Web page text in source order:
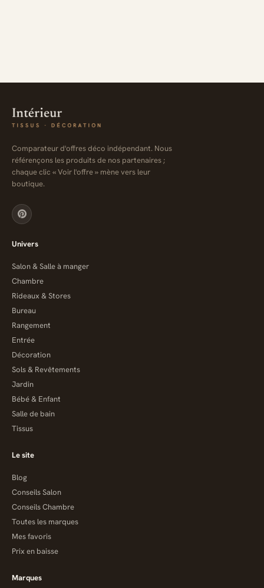
Comparateur d'offres déco indépendant. Nous
référençons les produits de nos partenaires ;
chaque clic « Voir l'offre » mène vers leur
boutique.
Univers
Salon & Salle à manger
Chambre
Rideaux & Stores
Bureau
Rangement
Entrée
Décoration
Sols & Revêtements
Jardin
Bébé & Enfant
Salle de bain
Tissus
Le site
Blog
Conseils Salon
Conseils Chambre
Toutes les marques
Mes favoris
Prix en baisse
Marques